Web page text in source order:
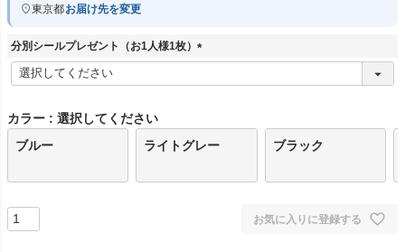
東京都お届け先を変更
分別シールプレゼント（お1人様1枚）
(
必
カラー
選択してください
ブルー
ライトグレー ブラック
お気に入りに登録する